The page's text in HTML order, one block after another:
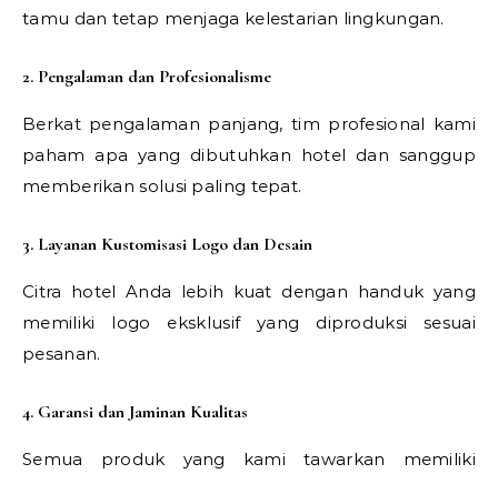
tamu dan tetap menjaga kelestarian lingkungan.
2. Pengalaman dan Profesionalisme
Berkat pengalaman panjang, tim profesional kami
paham apa yang dibutuhkan hotel dan sanggup
memberikan solusi paling tepat.
3. Layanan Kustomisasi Logo dan Desain
Citra hotel Anda lebih kuat dengan handuk yang
memiliki logo eksklusif yang diproduksi sesuai
pesanan.
4. Garansi dan Jaminan Kualitas
Semua produk yang kami tawarkan memiliki